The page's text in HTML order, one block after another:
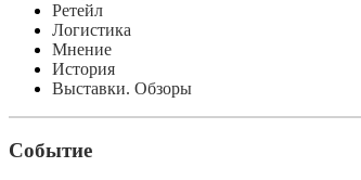
Ретейл
Логистика
Мнение
История
Выставки. Обзоры
Событие